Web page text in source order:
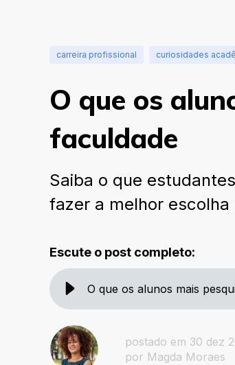
carreira profissional curiosidades
O que os
faculdade
Saiba o que
fazer a melhor
Escute o post completo:
O que os alunos mais
postado em 30 dez
por Magda Moraes